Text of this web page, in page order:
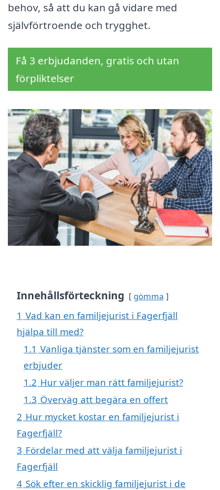
behov, så att du kan gå vidare med
självförtroende och trygghet.
Få 3 erbjudanden, gratis och utan
förpliktelser
Innehållsförteckning gömma
1 Vad kan en familjejurist i Fagerfjäll
hjälpa till med?
1.1 Vanliga tjänster som en familjejurist
erbjuder
1.2 Hur väljer man rätt familjejurist?
1.3 Överväg att begära en offert
2 Hur mycket kostar en familjejurist i
Fagerfjäll?
3 Fördelar med att välja familjejurist i
Fagerfjäll
4 Sök efter en skicklig familjejurist i de